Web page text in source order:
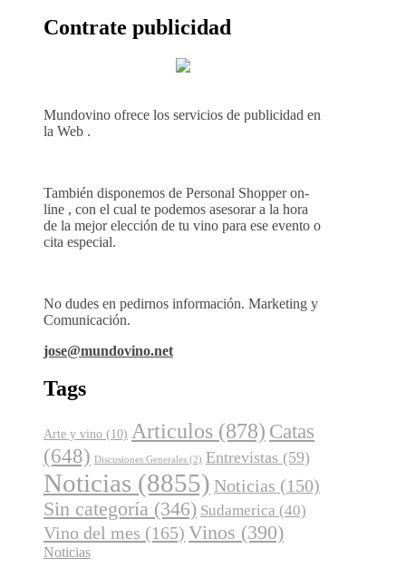
Contrate publicidad
Mundovino ofrece los servicios de publicidad en
la Web .
También disponemos de Personal Shopper on-
line , con el cual te podemos asesorar a la hora
de la mejor elección de tu vino para ese evento o
cita especial.
No dudes en pedirnos información. Marketing y
Comunicación.
jose@mundovino.net
Tags
Arte y vino (10) Articulos (878) Catas
(648) Discusiones Generales (2) Entrevistas (59)
Noticias (8855) Noticias (150)
Sin categoría (346) Sudamerica (40)
Vino del mes (165) Vinos (390)
Noticias